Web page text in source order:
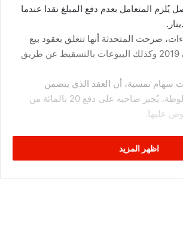
المتعامل بعدم دفع المبلغ نقدا عندما
صرحت المتحدثة أنها تتعلق بعقود بيع
مبرمة قبل غرة جوان 2019 وكذلك البيوعات بالتسقيط عن طريق
سهام نمسية، أن العقد الذي يتضمن
معلومات خاطئة ومغلوطة، يُجبر صاحبه على دفع 20 بالمائة من
عليها.
اظهر المزيد